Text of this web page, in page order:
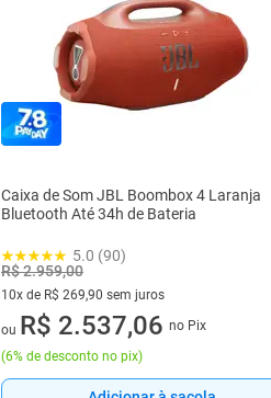
Caixa de Som JBL Boombox 4 Laranja
Bluetooth Até 34h de Bateria
5.0 (90)
R$ 2.959,00
10x de R$ 269,90 sem juros
10 vez de R$ 269,90 sem juros
ou R$ 2.537,06 no Pix
(6% de desconto no pix)